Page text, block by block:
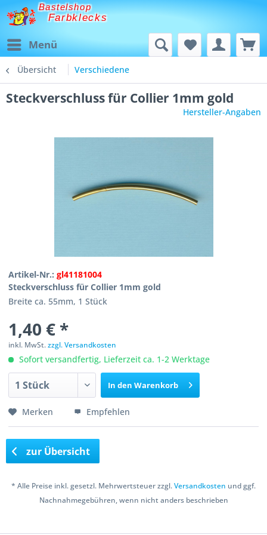
Bastelshop
Farbklecks
Menü
Übersicht Verschiedene
Steckverschluss für Collier 1mm gold
Hersteller-Angaben
Artikel-Nr.:gl41181004
Steckverschluss für Collier 1mm gold
Breite ca. 55mm, 1 Stück
1,40 € *
inkl. MwSt.zzgl. Versandkosten
Sofort versandfertig, Lieferzeit ca. 1-2 Werktage
In den Warenkorb
Merken Empfehlen
zur Übersicht
* Alle Preise inkl. gesetzl. Mehrwertsteuer zzgl.Versandkosten und ggf.
Nachnahmegebühren, wenn nicht anders beschrieben